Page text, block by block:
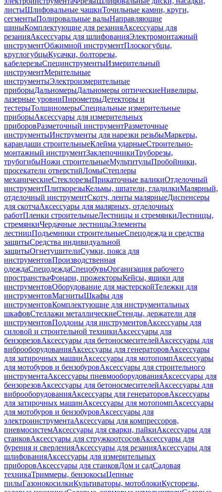
листыШлифовальные чашкиТочильные камни, круги,
сегментыПолировальные валыНаправляющие
шиныКомплектующие для резанияАксессуары для
резанияАксессуары для шлифованияЭлектромонтажный
инструментОбжимной инструментПлоскогубцы,
круглогубцыКусачки, болторезы,
кабелерезыСпецинструментыИзмерительный
инструментМерительные
инструментыЭлектроизмерительные
приборыДальномерыДальномеры оптическиеНивелиры,
лазерные уровниПирометрыДетекторы и
тестерыТолщиномерыСпециальные измерительные
приборыАксессуары для измерительных
приборовРазметочный инструментРазметочные
инструментыИнструменты для нарезки резьбыМаркеры,
карандаши строительныеКлейма ударныеСтроительно-
монтажный инструментЗаклепочникиТруборезы,
трубогибыНожи строительныеМультитулыПробойники,
просекатели отверстийЛомыСтеплеры
механическиеСтеклорезыПрикаточные валикиОтделочный
инструментПлиткорезыКельмы, шпатели, гладилкиМалярный,
отделочный инструментСкотч, ленты малярныеДиспенсеры
для скотчаАксессуары для малярных, отделочных
работПленки строительныеЛестницы и стремянкиЛестницы,
стремянкиЧердачные лестницыЭлементы
лестницПодъемники строительныеСпецодежда и средства
защитыСредства индивидуальной
защитыОгнетушителиСумки, пояса для
инструментовПроизводственная
одеждаСпецодеждаСпецобувьОрганизация рабочего
пространстваФонари, прожекторыКейсы, ящики для
инструментовОборудование для мастерскойТележки для
инструментовМагнитыШкафы для
инструментовКомплектующие для инструментальных
шкафовСтеллажи металлическиеСтенды, держатели для
инструментовПоддоны для инструментовАксессуары для
силовой и строительной техникиАксессуары для
бензорезовАксессуары для бетоносмесителейАксессуары для
виброоборудованияАксессуары для генераторовАксессуары
для затирочных машинАксессуары для мотопомпАксессуары
для мотобуров и бензобуровАксессуары для строительного
инструментаАксессуары пневмооборудованияАксессуары для
бензорезовАксессуары для бетоносмесителейАксессуары для
виброоборудованияАксессуары для генераторовАксессуары
для затирочных машинАксессуары для мотопомпАксессуары
для мотобуров и бензобуровАксессуары для
электроинструментаАксессуары для компрессоров,
пневмосистемАксессуары для сварки, пайкиАксессуары для
станковАксессуары для стружкоотсосовАксессуары для
бурения и сверленияАксессуары для резанияАксессуары для
шлифованияАксессуары для измерительных
приборовАксессуары для станковДом и садСадовая
техникаТриммеры, бензокосыЦепные
пилыГазонокосилкиКультиваторы, мотоблокиКусторезы,